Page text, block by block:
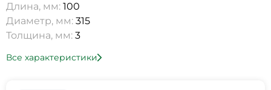
Длина, мм: 100
Диаметр, мм: 315
Толщина, мм: 3
Все характеристики